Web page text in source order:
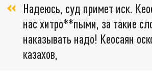
Надеюсь, суд примет иск.
нас хитро**пыми, за такие
наказывать надо! Кеосаян
казахов,